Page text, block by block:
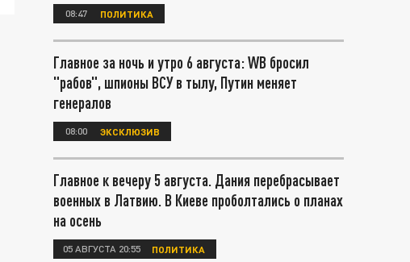
08:47 ПОЛИТИКА
Главное за ночь и утро 6 августа: WB бросил
"рабов", шпионы ВСУ в тылу, Путин меняет
генералов
08:00 ЭКСКЛЮЗИВ
Главное к вечеру 5 августа. Дания перебрасывает
военных в Латвию. В Киеве проболтались о планах
на осень
05 АВГУСТА 20:55 ПОЛИТИКА